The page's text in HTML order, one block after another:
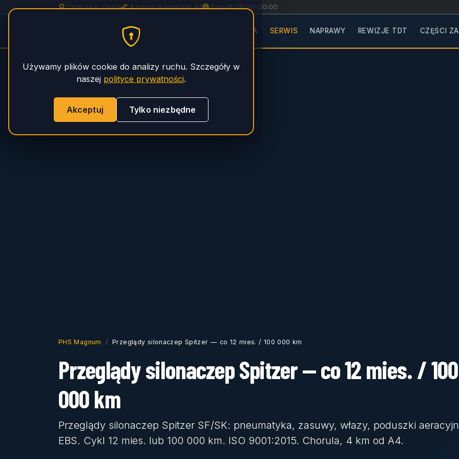
Chorula k. Opola 4 km od autostrady A4 Pon–Pt 06:00–20:00
Serwis Naczep Spitzer
PHS Magnum
STRONA GŁÓWNA SERWIS NAPRAWY REWIZJE TDT CZĘŚCI
PHS Magnum Przeglądy silonaczep Spitzer — co 12 mies. / 100 000 km
Przeglądy silonaczep Spitzer — co 12 mies. / 100
000 km
Przeglądy silonaczep Spitzer SF/SK: pneumatyka, zasuwy, włazy, poduszki
EBS. Cykl 12 mies. lub 100 000 km. ISO 9001:2015. Chorula, 4 km od A4.
Używamy plików cookie do analizy ruchu. Szczegóły w
naszej polityce prywatności.
Akceptuj Tylko niezbędne